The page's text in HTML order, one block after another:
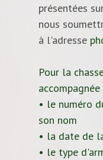
présentées
nous
à l'adresse
Pour la
• le numéro
son nom
• la date de
• le type